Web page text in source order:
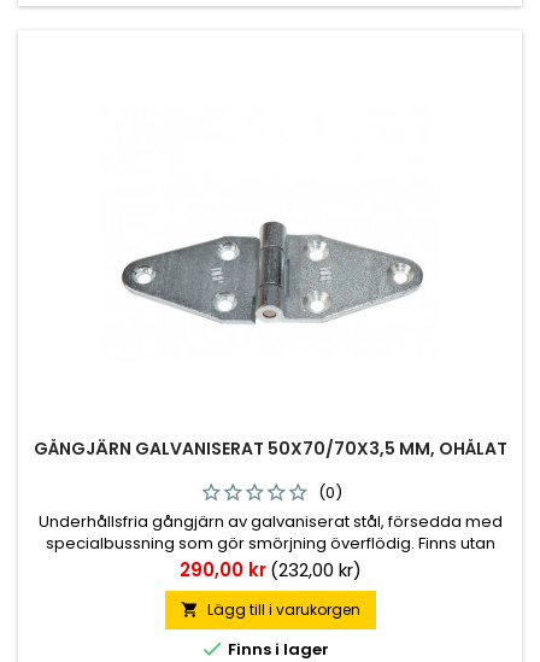
GÅNGJÄRN GALVANISERAT 50X70/70X3,5 MM, OHÅLAT
(0)
Underhållsfria gångjärn av galvaniserat stål, försedda med
specialbussning som gör smörjning överflödig. Finns utan
skruvhål men även med försänkta 6,4 mm diameter.
Totallängd 140 mm, 70+70 mm. Höjd leddel 50 mm.
Godstjocklek 3,5 mm.
Pris
290,00 kr (232,00 kr)
 Lägg till i varukorgen
 Finns i lager